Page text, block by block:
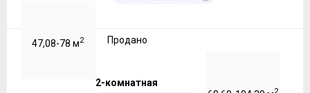
47,08-78 м2 Продано
2-комнатная
2